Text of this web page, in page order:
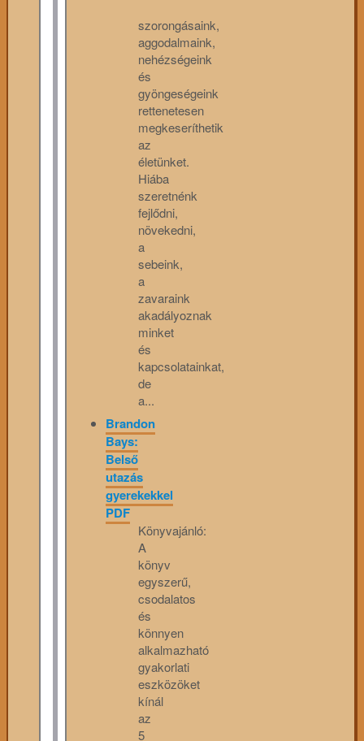
szorongásaink,
aggodalmaink,
nehézségeink
és
gyöngeségeink
rettenetesen
megkeseríthetik
az
életünket.
Hiába
szeretnénk
fejlődni,
növekedni,
a
sebeink,
a
zavaraink
akadályoznak
minket
és
kapcsolatainkat,
de
a...
Brandon
Bays:
Belső
utazás
gyerekekkel
PDF
Könyvajánló:
A
könyv
egyszerű,
csodalatos
és
könnyen
alkalmazható
gyakorlati
eszközöket
kínál
az
5